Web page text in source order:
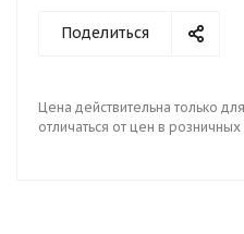
Поделиться
Цена действительна только
отличаться от цен в